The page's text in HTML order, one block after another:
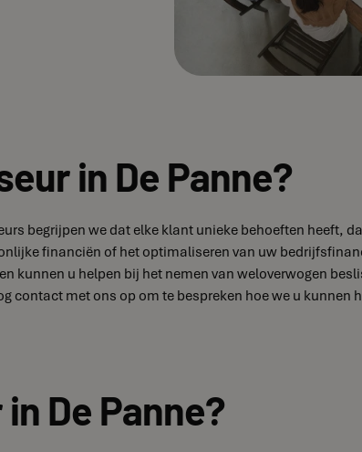
in De Panne?
begrijpen we dat elke klant unieke behoeften heeft,
financiën of het optimaliseren van uw
kunnen u helpen bij het nemen van weloverwogen
contact met ons op om te bespreken hoe we u
De Panne?